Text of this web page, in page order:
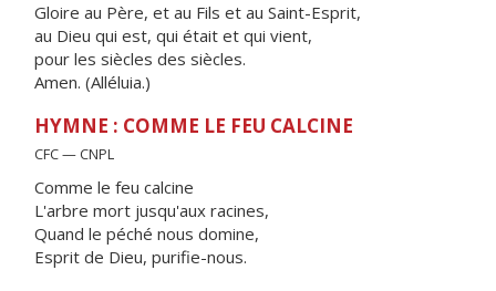
Gloire au Père, et au Fils et au Saint-Esprit,
au Dieu qui est, qui était et qui vient,
pour les siècles des siècles.
Amen. (Alléluia.)
HYMNE : COMME LE FEU CALCINE
CFC — CNPL
Comme le feu calcine
L'arbre mort jusqu'aux racines,
Quand le péché nous domine,
Esprit de Dieu, purifie-nous.